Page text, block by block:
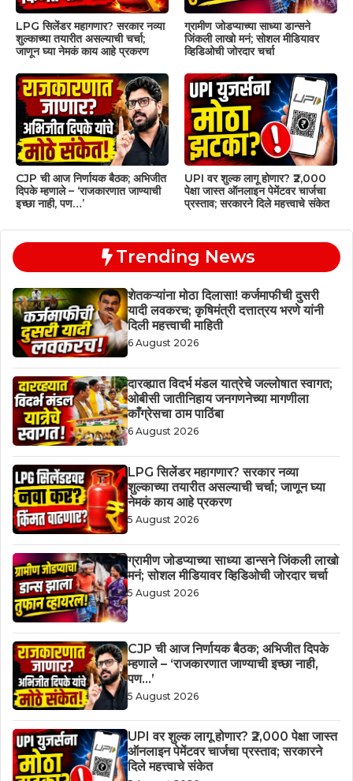
LPG सिलेंडर महागणार? सरकार नव्या
शुल्काच्या तयारीत असल्याची चर्चा;
जाणून घ्या नेमकं काय आहे प्रकरण
ग्रामीण जोडप्याच्या साध्या डान्सने
जिंकली लाखो मनं; सोशल मीडियावर
व्हिडिओची जोरदार चर्चा
CJP ची आज निर्णायक बैठक; अभिजीत
दिपके म्हणाले – ‘राजकारणात जाण्याची
इच्छा नाही, पण…’
UPI वर शुल्क लागू होणार? ₹2,000
पेक्षा जास्त ऑनलाइन पेमेंटवर चार्जचा
प्रस्ताव; सरकारने दिले महत्त्वाचे संकेत
Trending News
शेतकऱ्यांना मोठा दिलासा! कर्जमाफीची दुसरी
यादी लवकरच; कृषिमंत्री दत्तात्रय भरणे यांनी
दिली महत्त्वाची माहिती
6 August 2026
दारव्ह्यात विदर्भ मंडल यात्रेचे जल्लोषात स्वागत;
ओबीसी जातीनिहाय जनगणनेच्या मागणीला
काँग्रेसचा ठाम पाठिंबा
6 August 2026
LPG सिलेंडर महागणार? सरकार नव्या
शुल्काच्या तयारीत असल्याची चर्चा; जाणून घ्या
नेमकं काय आहे प्रकरण
5 August 2026
ग्रामीण जोडप्याच्या साध्या डान्सने जिंकली लाखो
मनं; सोशल मीडियावर व्हिडिओची जोरदार चर्चा
5 August 2026
CJP ची आज निर्णायक बैठक; अभिजीत दिपके
म्हणाले – ‘राजकारणात जाण्याची इच्छा नाही,
पण…’
5 August 2026
UPI वर शुल्क लागू होणार? ₹2,000 पेक्षा जास्त
ऑनलाइन पेमेंटवर चार्जचा प्रस्ताव; सरकारने
दिले महत्त्वाचे संकेत